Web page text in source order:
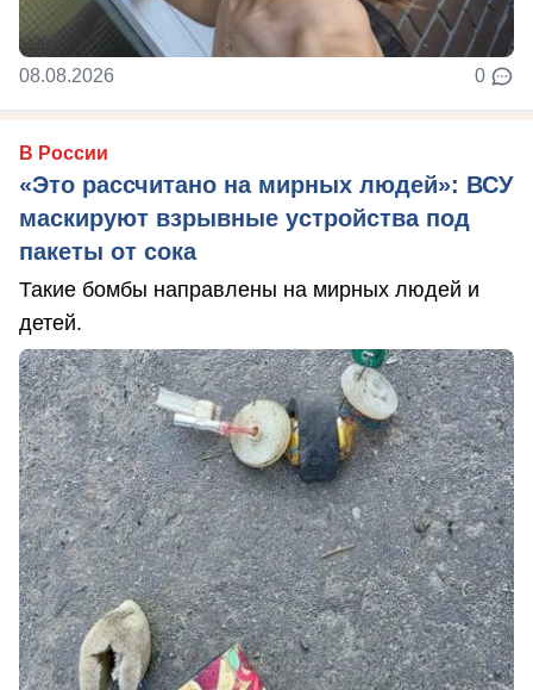
08.08.2026 0
В России
«Это рассчитано на мирных людей»: ВСУ
маскируют взрывные устройства под
пакеты от сока
Такие бомбы направлены на мирных людей и
детей.